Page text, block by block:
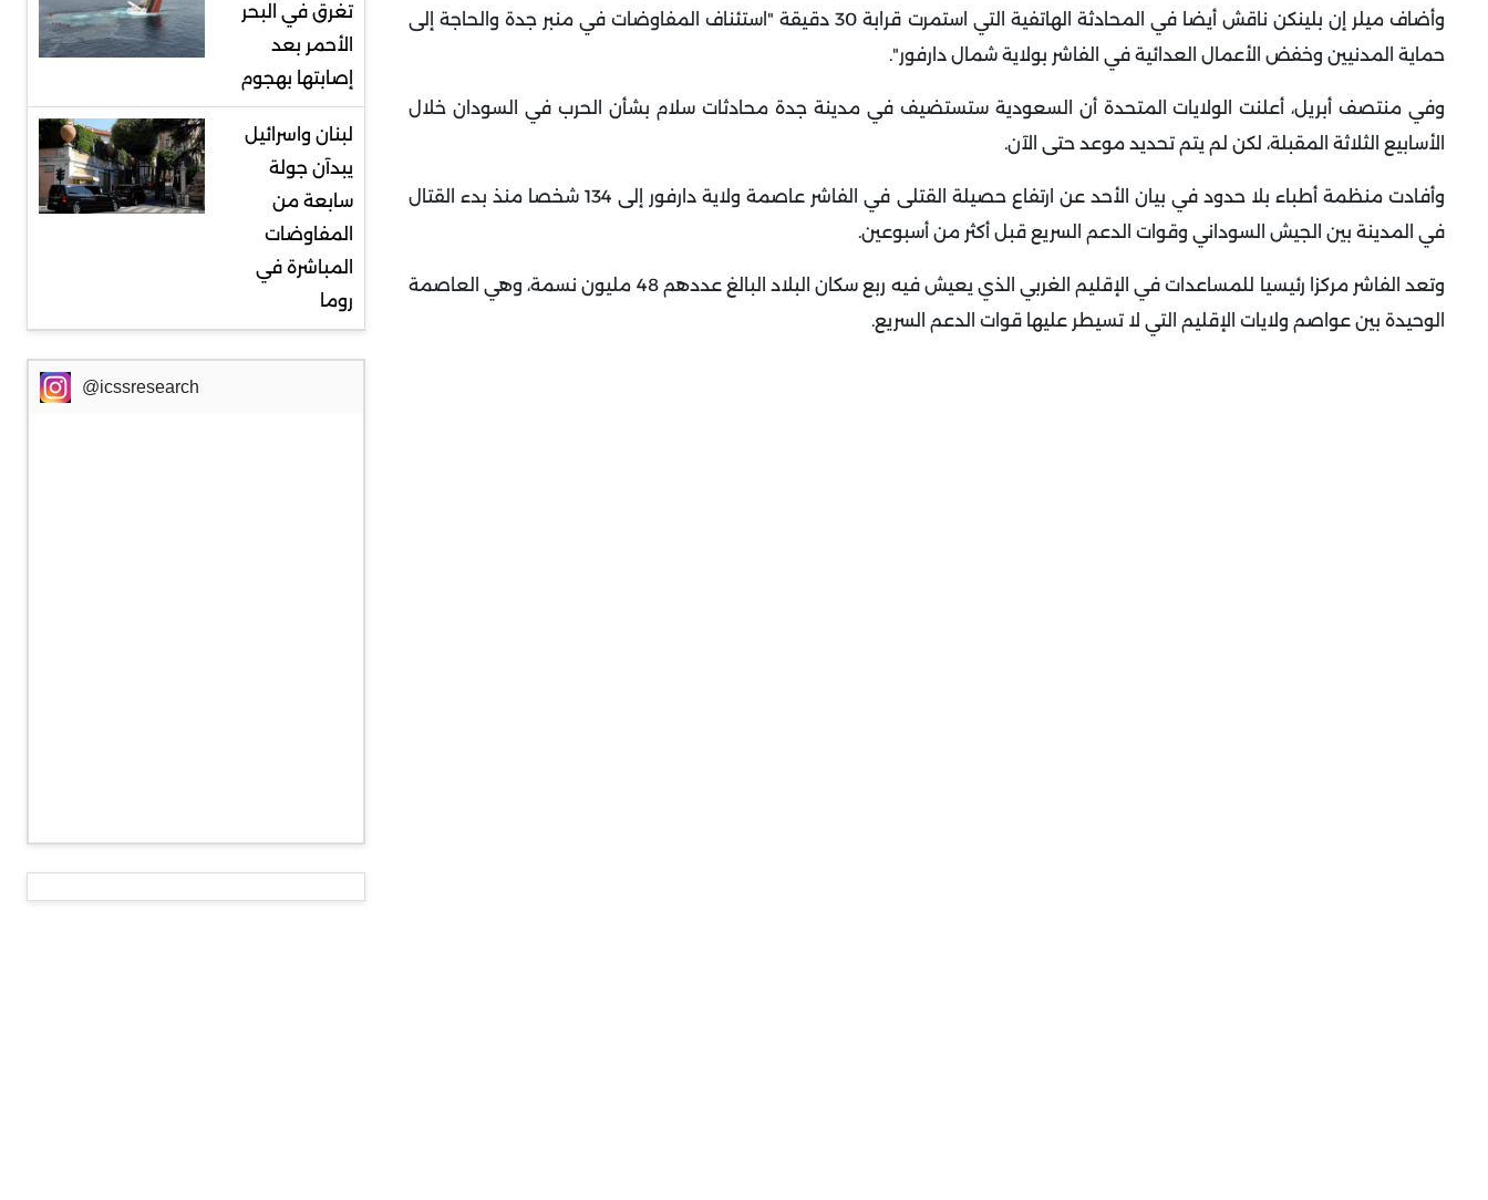
وأضاف ميلر إن بلينكن ناقش أيضا في المحادثة الهاتفية التي استمرت قرابة 30 دقيقة "استئناف المفاوضات في منبر جدة والحاجة إلى
حماية المدنيين وخفض الأعمال العدائية في الفاشر بولاية شمال دارفور".
وفي منتصف أبريل، أعلنت الولايات المتحدة أن السعودية ستستضيف في مدينة جدة محادثات سلام بشأن الحرب في السودان خلال
الأسابيع الثلاثة المقبلة، لكن لم يتم تحديد موعد حتى الآن.
وأفادت منظمة أطباء بلا حدود في بيان الأحد عن ارتفاع حصيلة القتلى في الفاشر عاصمة ولاية دارفور إلى 134 شخصا منذ بدء القتال
في المدينة بين الجيش السوداني وقوات الدعم السريع قبل أكثر من أسبوعين.
وتعد الفاشر مركزا رئيسيا للمساعدات في الإقليم الغربي الذي يعيش فيه ربع سكان البلاد البالغ عددهم 48 مليون نسمة، وهي العاصمة
الوحيدة بين عواصم ولايات الإقليم التي لا تسيطر عليها قوات الدعم السريع.
تغرق في البحر
الأحمر بعد
إصابتها بهجوم
لبنان واسرائيل
يبدآن جولة
سابعة من
المفاوضات
المباشرة في
روما
@icssresearch